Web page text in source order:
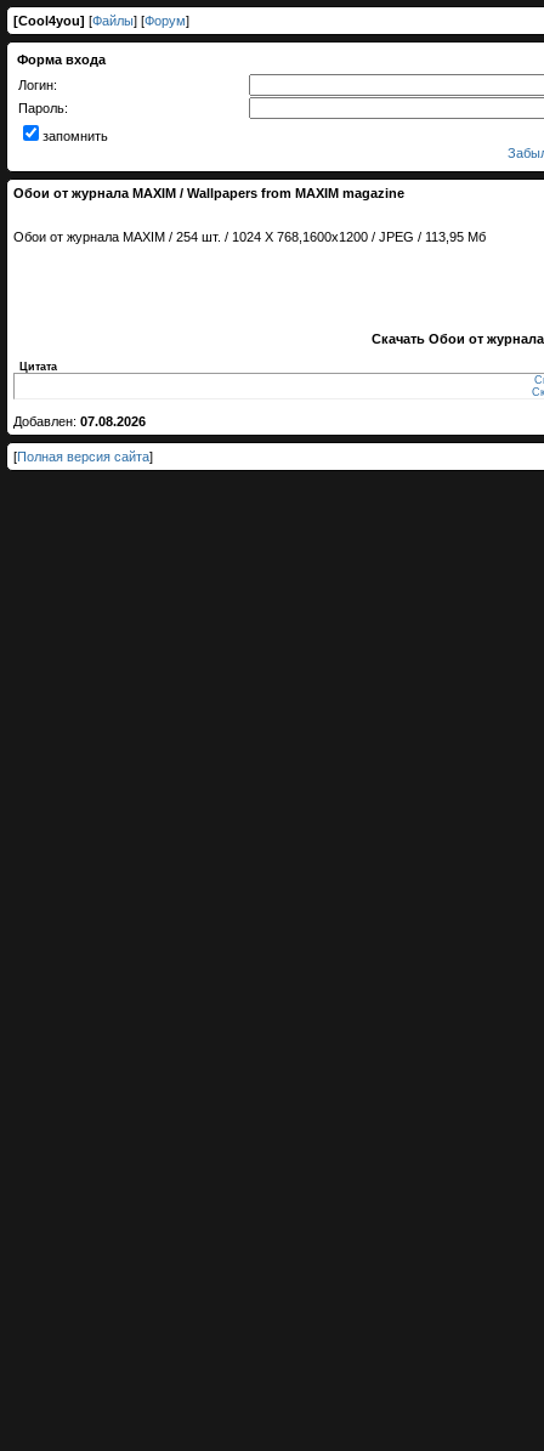
[Cool4you] [Файлы] [Форум]
Форма входа
Логин:
Пароль:
запомнить
Обои от журнала MAXIM / Wallpapers from MAXIM magazine
Обои от журнала MAXIM / 254 шт. / 1024 X 768,1600х1200 / JPEG / 113,95 Мб
Скачать Обои от
Цитата
Добавлен: 07.08.2026
[Полная версия сайта]